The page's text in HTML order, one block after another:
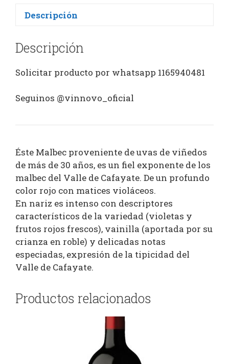
Descripción
Descripción
Solicitar producto por whatsapp 1165940481
Seguinos @vinnovo_oficial
Éste Malbec proveniente de uvas de viñedos
de más de 30 años, es un fiel exponente de los
malbec del Valle de Cafayate. De un profundo
color rojo con matices violáceos.
En nariz es intenso con descriptores
característicos de la variedad (violetas y
frutos rojos frescos), vainilla (aportada por su
crianza en roble) y delicadas notas
especiadas, expresión de la tipicidad del
Valle de Cafayate.
Productos relacionados